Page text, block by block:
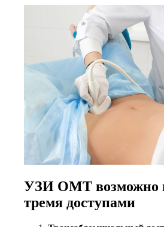
УЗИ ОМТ возможно
тремя доступами